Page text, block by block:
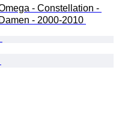
- Constellation -
Damen - 2000-2010